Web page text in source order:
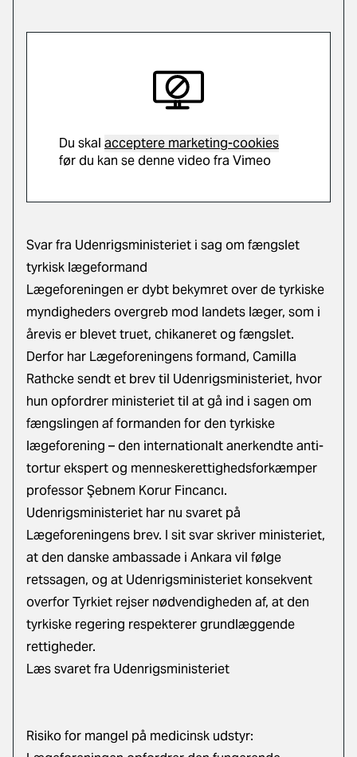
Du skal acceptere marketing-cookies
før du kan se denne video fra Vimeo
Svar fra Udenrigsministeriet i sag om fængslet
tyrkisk lægeformand
Lægeforeningen er dybt bekymret over de tyrkiske
myndigheders overgreb mod landets læger, som i
årevis er blevet truet, chikaneret og fængslet.
Derfor har Lægeforeningens formand, Camilla
Rathcke sendt et brev til Udenrigsministeriet, hvor
hun opfordrer ministeriet til at gå ind i sagen om
fængslingen af formanden for den tyrkiske
lægeforening – den internationalt anerkendte anti-
tortur ekspert og menneskerettighedsforkæmper
professor Şebnem Korur Fincancı.
Udenrigsministeriet har nu svaret på
Lægeforeningens brev. I sit svar skriver ministeriet,
at den danske ambassade i Ankara vil følge
retssagen, og at Udenrigsministeriet konsekvent
overfor Tyrkiet rejser nødvendigheden af, at den
tyrkiske regering respekterer grundlæggende
rettigheder.
Læs svaret fra Udenrigsministeriet
Risiko for mangel på medicinsk udstyr: